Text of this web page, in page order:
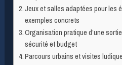
Jeux et salles adaptées pour les
exemples concrets
Organisation pratique d’une
sécurité et budget
Parcours urbains et visites